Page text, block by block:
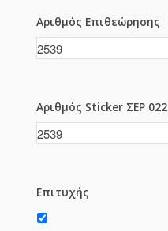
Αριθμός Επιθεώρησης
Αριθμός Sticker ΣΕΡ 022
Επιτυχής